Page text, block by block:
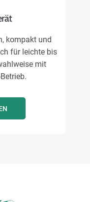
kompakt und
für leichte bis
mit